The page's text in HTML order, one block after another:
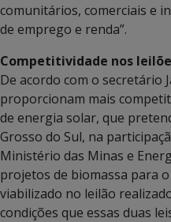
comunitários, comerciais e
de emprego e renda”.
Competitividade nos
De acordo com o secretário
proporcionam mais
de energia solar, que
Grosso do Sul, na
Ministério das Minas e
projetos de biomassa para
viabilizado no leilão
condições que essas duas